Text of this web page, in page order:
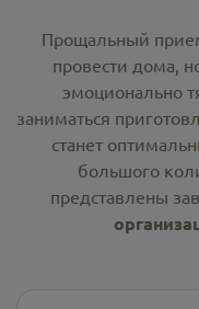
Прощальный
провести дома,
эмоционально
заниматься
станет
большого
представлены